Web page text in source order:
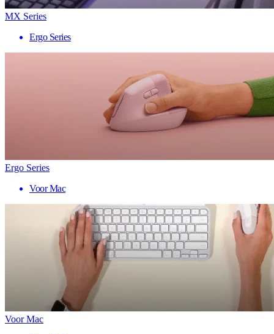
MX Series
Ergo Series
Ergo Series
Voor Mac
Voor Mac